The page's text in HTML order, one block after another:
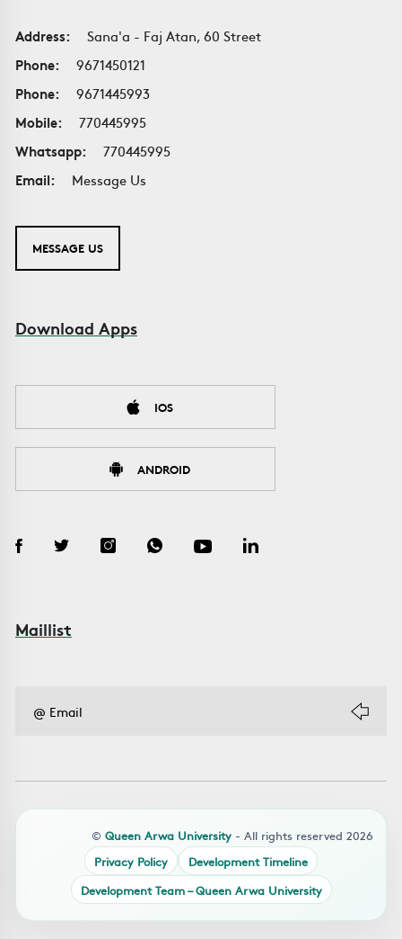
Address:
Sana'a - Faj Atan, 60 Street
Phone:
9671450121
Phone:
9671445993
Mobile:
770445995
Whatsapp:
770445995
Email:
Message Us
MESSAGE US
Download Apps
IOS
ANDROID
Maillist
© Queen Arwa University - All rights reserved 2026
Privacy Policy
Development Timeline
Development Team – Queen Arwa University